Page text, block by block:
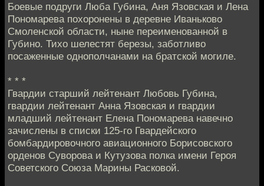
Боевые подруги Люба Губина, Аня Язовская и Лена
Пономарева похоронены в деревне Иваньково
Смоленской области, ныне переименованной в
Губино. Тихо шелестят березы, заботливо
посаженные однополчанами на братской могиле.
* * *
Гвардии старший лейтенант Любовь Губина,
гвардии лейтенант Анна Язовская и гвардии
младший лейтенант Елена Пономарева навечно
зачислены в списки 125-го Гвардейского
бомбардировочного авиационного Борисовского
орденов Суворова и Кутузова полка имени Героя
Советского Союза Марины Расковой.